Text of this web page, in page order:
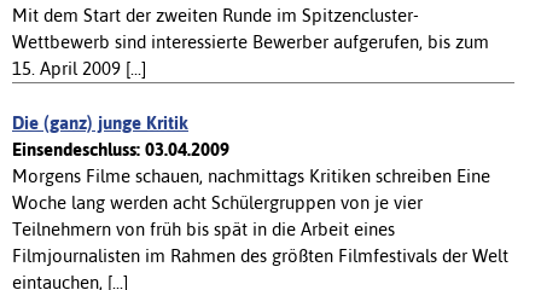
Mit dem Start der zweiten Runde im Spitzencluster-
Wettbewerb sind interessierte Bewerber aufgerufen, bis zum
15. April 2009 [...]
Die (ganz) junge Kritik
Einsendeschluss: 03.04.2009
Morgens Filme schauen, nachmittags Kritiken schreiben Eine
Woche lang werden acht Schülergruppen von je vier
Teilnehmern von früh bis spät in die Arbeit eines
Filmjournalisten im Rahmen des größten Filmfestivals der Welt
eintauchen, [...]